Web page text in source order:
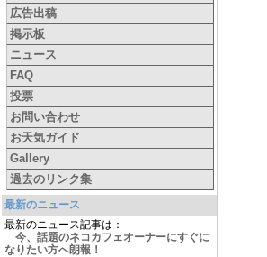
広告出稿
掲示板
ニュース
FAQ
投票
お問い合わせ
お天気ガイド
Gallery
過去のリンク集
最新のニュース
最新のニュース記事は：
今、話題のネコカフェオーナーにすぐに
なりたい方へ朗報！